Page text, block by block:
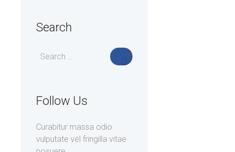
Search
Follow Us
Curabitur massa odio
vulputate vel fringilla vitae